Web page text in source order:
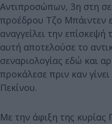
Αντιπροσώπων, 3η στη
προέδρου Τζο Μπάιντεν
αναγγείλει την
αυτή αποτελούσε το
σεναριολογίας εδώ και
προκάλεσε πριν καν
Πεκίνου.
Με την άφιξη της κυρίας